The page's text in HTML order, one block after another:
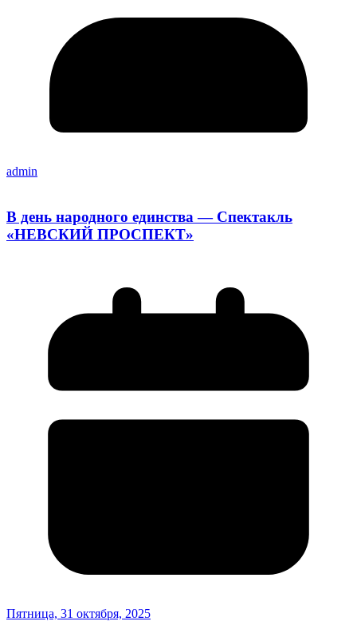
admin
В день народного единства — Спектакль
«НЕВСКИЙ ПРОСПЕКТ»
Пятница, 31 октября, 2025